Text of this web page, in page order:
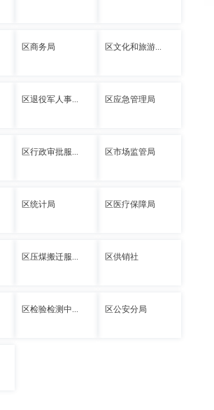
区商务局 区文化和旅游...
区退役军人事... 区应急管理局
区行政审批服... 区市场监管局
区统计局 区医疗保障局
区压煤搬迁服... 区供销社
区检验检测中... 区公安分局